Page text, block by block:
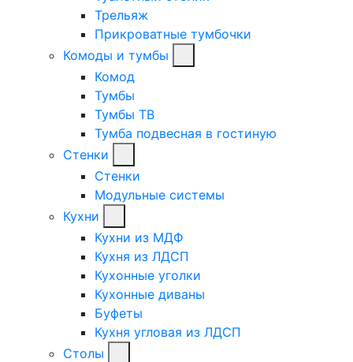
Трельяж
Прикроватные тумбочки
Комоды и тумбы
Комод
Тумбы
Тумбы ТВ
Тумба подвесная в гостиную
Стенки
Стенки
Модульные системы
Кухни
Кухни из МДФ
Кухня из ЛДСП
Кухонные уголки
Кухонные диваны
Буфеты
Кухня угловая из ЛДСП
Столы